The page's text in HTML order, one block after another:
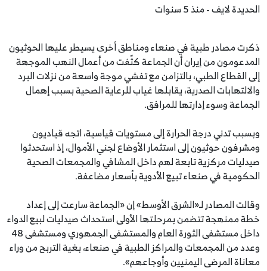
الحديدة لايف - منذ 5 سنوات
ذكرت مصادر طبية في صنعاء ومناطق أخرى يسيطر عليها الحوثيون
المدعومون من إيران أن الجماعة كثّفت من أعمال النهب الموجهة
إلى القطاع الطبي، بالتزامن مع تفشي موجة واسعة من نزلات البرد
والالتهابات الصدرية، يقابلها غياب للرعاية الصحية بسبب إهمال
الجماعة وسوء إدارتها للمرافق.
وبسبب تدني درجة الحرارة إلى مستويات قياسية، اتجه قياديون
ومشرفون حوثيون إلى استثمار الأوضاع لجني الأموال، إذ استحدثوا
صيدليات مركزية تابعة لهم داخل المشافي والمجمعات الصحية
الحكومية في صنعاء تبيع الأدوية بأسعار مضاعفة.
وقالت المصادر لـ«الشرق الأوسط» إن «الجماعة سارعت إلى إعداد
خطة ممنهجة تتضمن بمرحلتها الأولى استحداث صيدليات لبيع الدواء
داخل مستشفى الثورة العام والمستشفى الجمهوري ومستشفى 48
وعدد من المجمعات والمراكز الطبية في صنعاء، بغية التربح من وراء
معاناة المرضى اليمنيين وأوجاعهم».